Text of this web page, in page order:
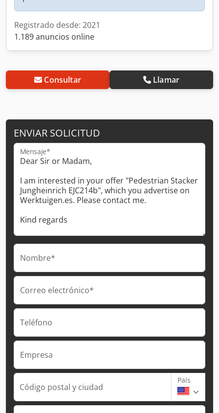
Registrado desde: 2021
1.189 anuncios online
Consultar Llamar
ENVIAR SOLICITUD
Mensaje*
Nombre*
Correo electrónico*
Teléfono
Empresa
Código postal y ciudad
País